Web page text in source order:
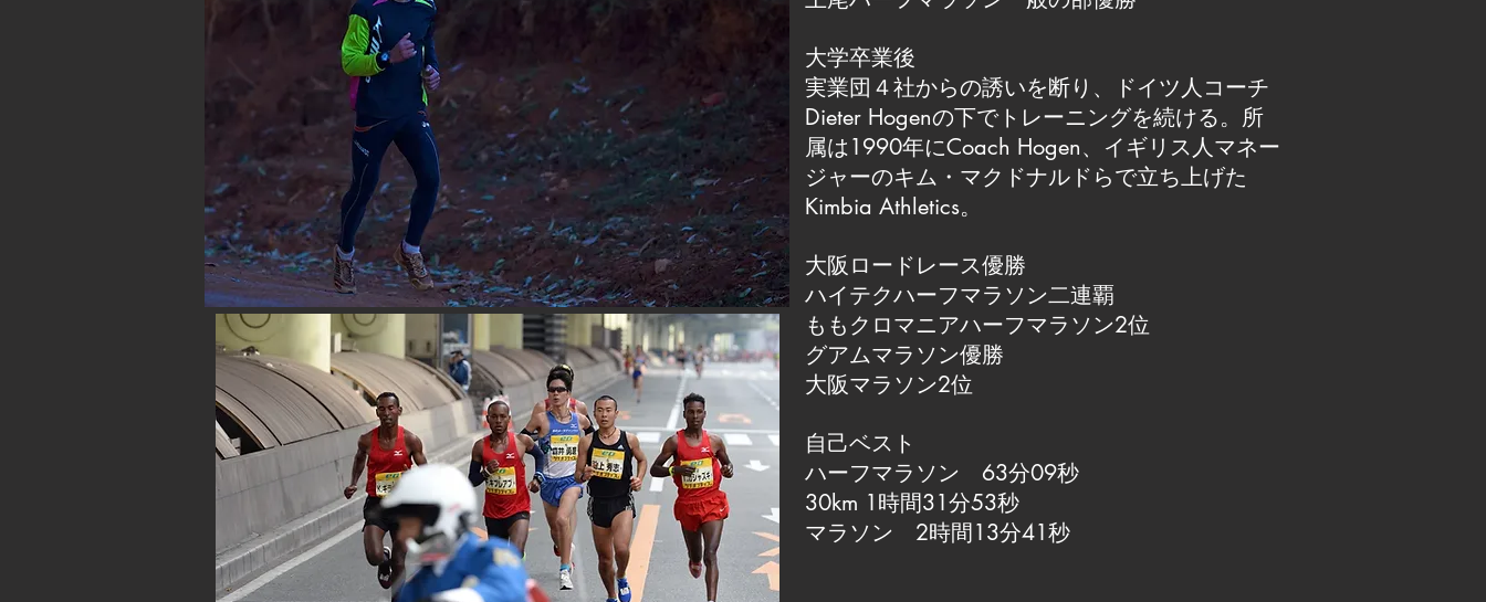
大学卒業後
実業団４社からの誘いを断り、ドイツ人コーチ
Dieter Hogenの下でトレーニングを続ける。所
属は1990年にCoach Hogen、イギリス人マネー
ジャーのキム・マクドナルドらで立ち上げた
Kimbia Athletics。
大阪ロードレース優勝
ハイテクハーフマラソン二連覇
ももクロマニアハーフマラソン2位
グアムマラソン優勝
大阪マラソン2位
自己ベスト
ハーフマラソン 63分09秒
30km 1時間31分53秒
マラソン 2時間13分41秒